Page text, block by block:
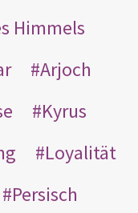
Himmels
Arjoch
Kyrus
Loyalität
Persisch